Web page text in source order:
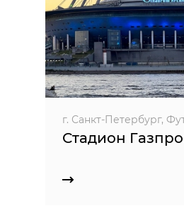
г. Санкт-Петербург,
Стадион